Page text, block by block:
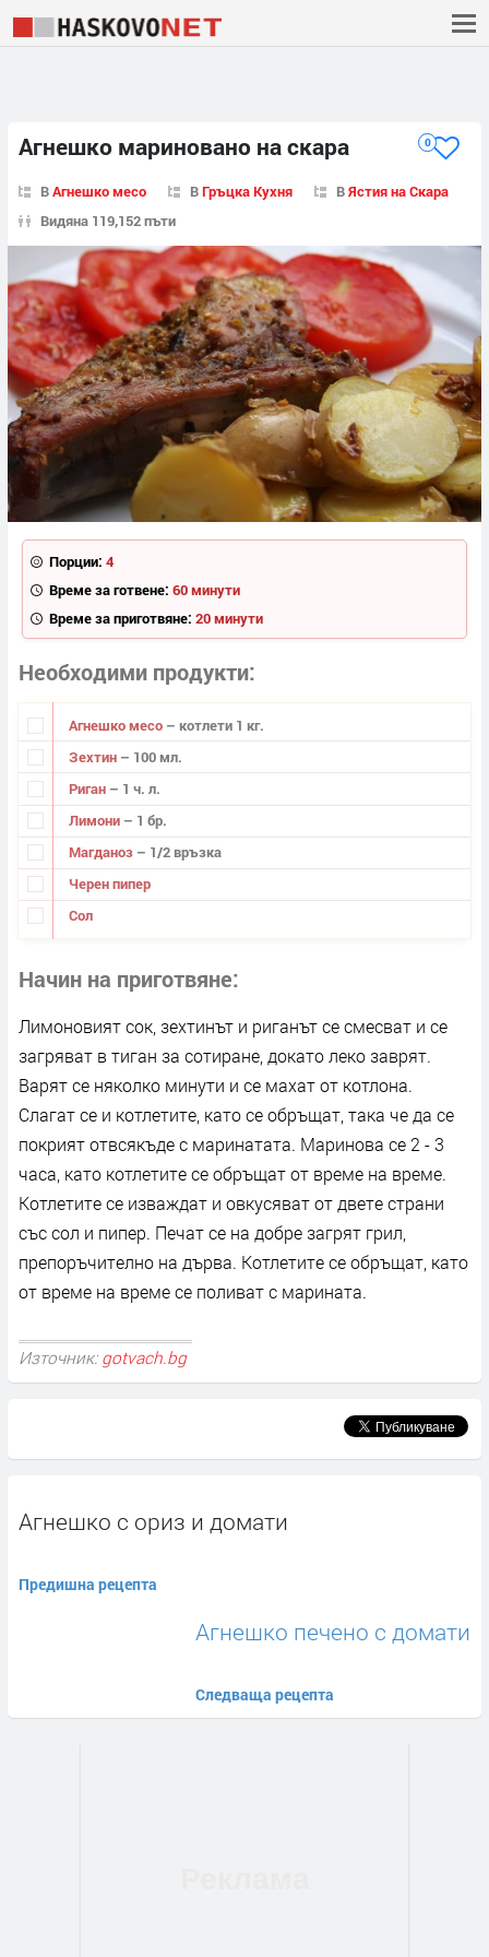
Агнешко мариновано на скара 0
ВАгнешко месо ВГръцка Кухня ВЯстия на Скара
Видяна 119,152 пъти
Порции: 4
Време за готвене: 60 минути
Време за приготвяне: 20 минути
Необходими продукти
Агнешко месо – котлети 1 кг.
Зехтин – 100 мл.
Риган – 1 ч. л.
Лимони – 1 бр.
Магданоз – 1/2 връзка
Черен пипер
Сол
Начин на приготвяне
Лимоновият сок, зехтинът и риганът се смесват и се
загряват в тиган за сотиране, докато леко заврят.
Варят се няколко минути и се махат от котлона.
Слагат се и котлетите, като се обръщат, така че да се
покрият отвсякъде с маринатата. Маринова се 2 - 3
часа, като котлетите се обръщат от време на време.
Котлетите се изваждат и овкусяват от двете страни
със сол и пипер. Печат се на добре загрят грил,
препоръчително на дърва. Котлетите се обръщат, като
от време на време се поливат с марината.
Източник: gotvach.bg
Агнешко с ориз и домати
Предишна рецепта
Агнешко печено с домати
Следваща рецепта